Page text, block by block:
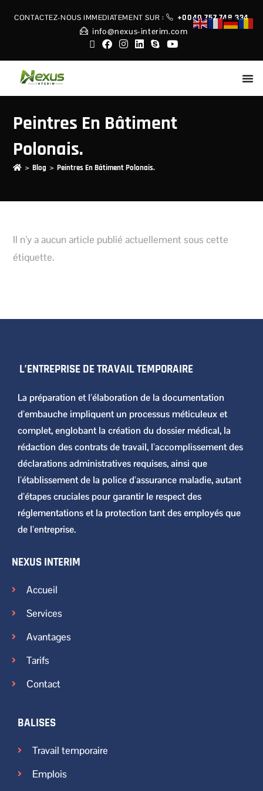
CONTACTEZ-NOUS IMMEDIATEMENT SUR :
+0040 757 748 334
info@nexus-interim.com
Peintres En Bâtiment
Polonais.
> Blog > Peintres En Bâtiment Polonais.
Il n’y a aucun article publié actuellement sous cette
étiquette.
L’ENTREPRISE DE TRAVAIL TEMPORAIRE
La préparation et l’élaboration de la documentation
d’embauche impliquent un processus méticuleux et
complet, englobant la création du dossier médical, la
rédaction des contrats de travail, l’accomplissement des
déclarations administratives requises, ainsi que
l’établissement de la police d’assurance maladie, autant
d’étapes cruciales pour garantir le respect des
réglementations et la protection tant des employés que
de l’entreprise.
NEXUS INTERIM
Accueil
Services
Avantages
Tarifs
Contact
BALISES
Travail temporaire
Emplois